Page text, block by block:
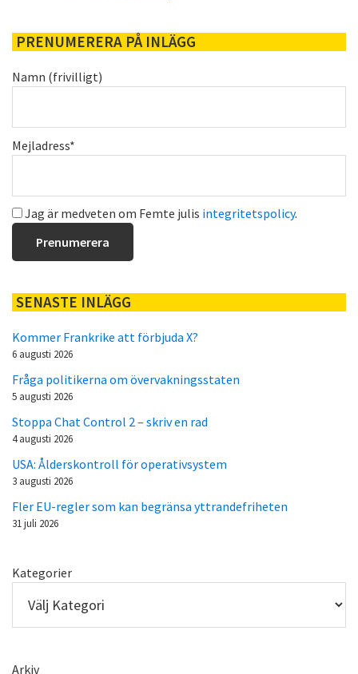
PRENUMERERA PÅ INLÄGG
Namn (frivilligt)
Mejladress*
Jag är medveten om Femte julis integritetspolicy.
SENASTE INLÄGG
Kommer Frankrike att förbjuda X?
6 augusti 2026
Fråga politikerna om övervakningsstaten
5 augusti 2026
Stoppa Chat Control 2 – skriv en rad
4 augusti 2026
USA: Ålderskontroll för operativsystem
3 augusti 2026
Fler EU-regler som kan begränsa yttrandefriheten
31 juli 2026
Kategorier
Arkiv